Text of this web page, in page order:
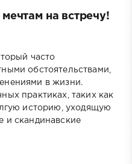
на встречу!
часто
обстоятельствами,
в жизни.
практиках, таких как
историю, уходящую
и скандинавские